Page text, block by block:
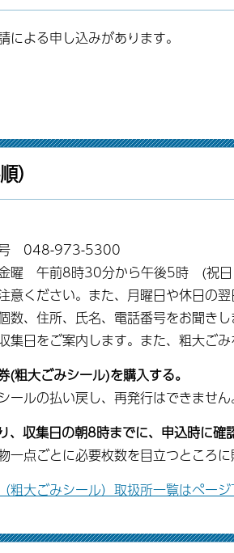
よる申し込みがあります。
）
048-973-5300
午前8時30分から午後5時 (祝日
ださい。また、月曜日や休日の翌
住所、氏名、電話番号をお聞きし
日をご案内します。また、粗大ご
粗大ごみシール)を購入する。
ルの払い戻し、再発行はできません
収集日の朝8時までに、申込時に確
ごとに必要枚数を目立つところに
粗大ごみシール）取扱所一覧はページ